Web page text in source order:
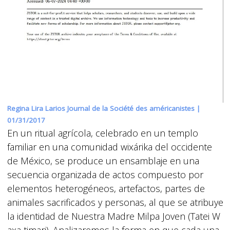
Regina Lira Larios Journal de la Société des américanistes |
01/31/2017
En un ritual agrícola, celebrado en un templo
familiar en una comunidad wixárika del occidente
de México, se produce un ensamblaje en una
secuencia organizada de actos compuesto por
elementos heterogéneos, artefactos, partes de
animales sacrificados y personas, al que se atribuye
la identidad de Nuestra Madre Milpa Joven (Tatei W